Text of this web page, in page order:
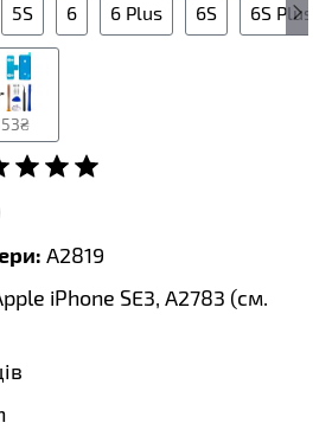
5S 6 6 Plus 6S 6S Plus
A2819
iPhone SE3, A2783 (см.